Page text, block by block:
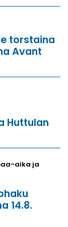
torstaina
Avant
Huttulan
aika ja
14.8.